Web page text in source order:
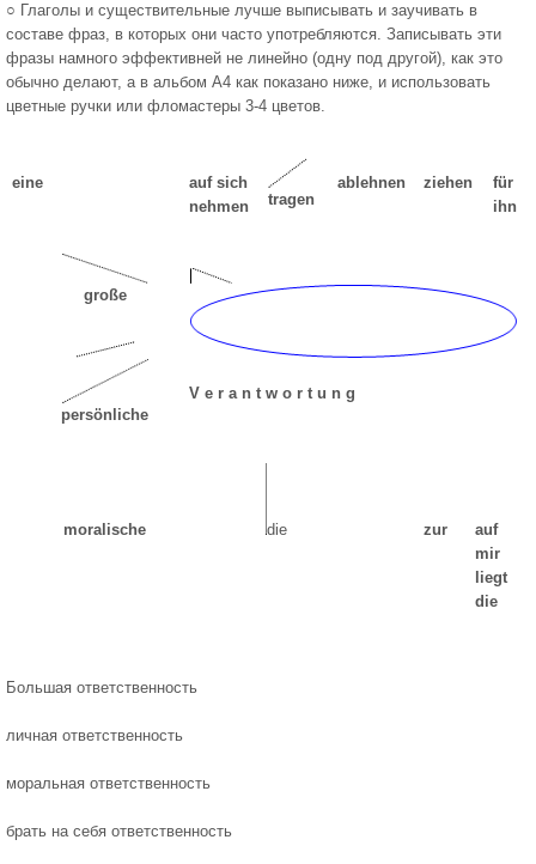
○ Глаголы и существительные лучше выписывать и заучивать в
составе фраз, в которых они часто употребляются. Записывать эти
фразы намного эффективней не линейно (одну под другой), как это
обычно делают, а в альбом А4 как показано ниже, и использовать
цветные ручки или фломастеры 3-4 цветов.
eine
auf sich
nehmen
tragen
ablehnen ziehen
für
ihn
große
V e r a n t w o r t u n g
persönliche
moralische die zur
auf
mir
liegt
die
Большая ответственность
личная ответственность
моральная ответственность
брать на себя ответственность